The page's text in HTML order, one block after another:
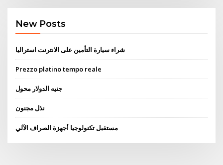
New Posts
شراء سيارة التأمين على الانترنت استراليا
Prezzo platino tempo reale
جنيه الدولار محول
نذل مجنون
مستقبل تكنولوجيا أجهزة الصراف الآلي